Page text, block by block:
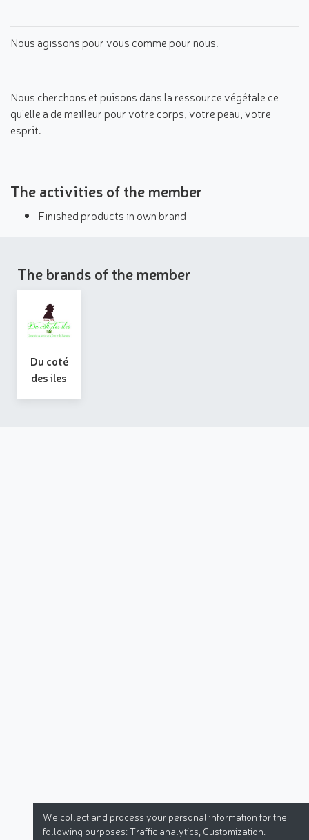
Nous agissons pour vous comme pour nous.
Nous cherchons et puisons dans la ressource végétale ce
qu'elle a de meilleur pour votre corps, votre peau, votre
esprit.
The activities of the member
Finished products in own brand
The brands of the member
Du coté
des iles
We collect and process your personal information for the
following purposes: Traffic analytics, Customization